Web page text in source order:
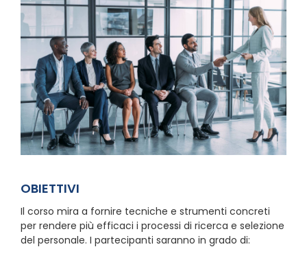
OBIETTIVI
Il corso mira a fornire tecniche e strumenti concreti
per rendere più efficaci i processi di ricerca e selezione
del personale. I partecipanti saranno in grado di: